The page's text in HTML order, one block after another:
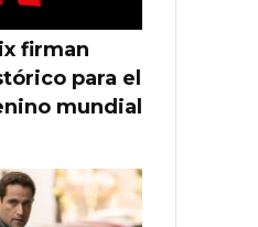
firman
para el
mundial